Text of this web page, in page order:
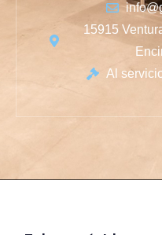
15915
Al